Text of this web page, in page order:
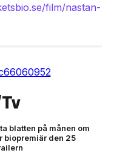
film/nastan-
blatten på månen om
biopremiär den 25